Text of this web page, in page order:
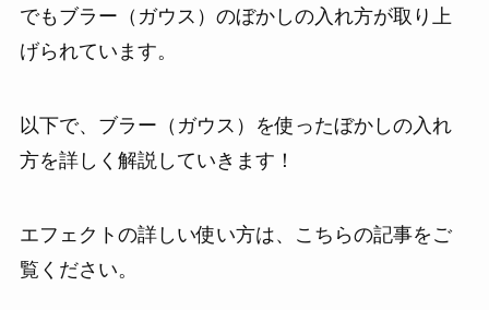
でもブラー（ガウス）のぼかしの入れ方が取り上
げられています。
以下で、ブラー（ガウス）を使ったぼかしの入れ
方を詳しく解説していきます！
エフェクトの詳しい使い方は、こちらの記事をご
覧ください。